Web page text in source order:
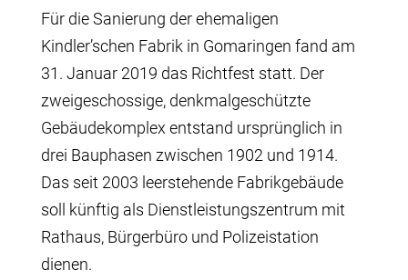
Für die Sanierung der ehemaligen
Kindler’schen Fabrik in Gomaringen fand am
31. Januar 2019 das Richtfest statt. Der
zweigeschossige, denkmalgeschützte
Gebäudekomplex entstand ursprünglich in
drei Bauphasen zwischen 1902 und 1914.
Das seit 2003 leerstehende Fabrikgebäude
soll künftig als Dienstleistungszentrum mit
Rathaus, Bürgerbüro und Polizeistation
dienen.